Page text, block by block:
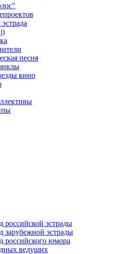
песня
кино
российской эстрады
зарубежной эстрады
российского юмора
ведущих